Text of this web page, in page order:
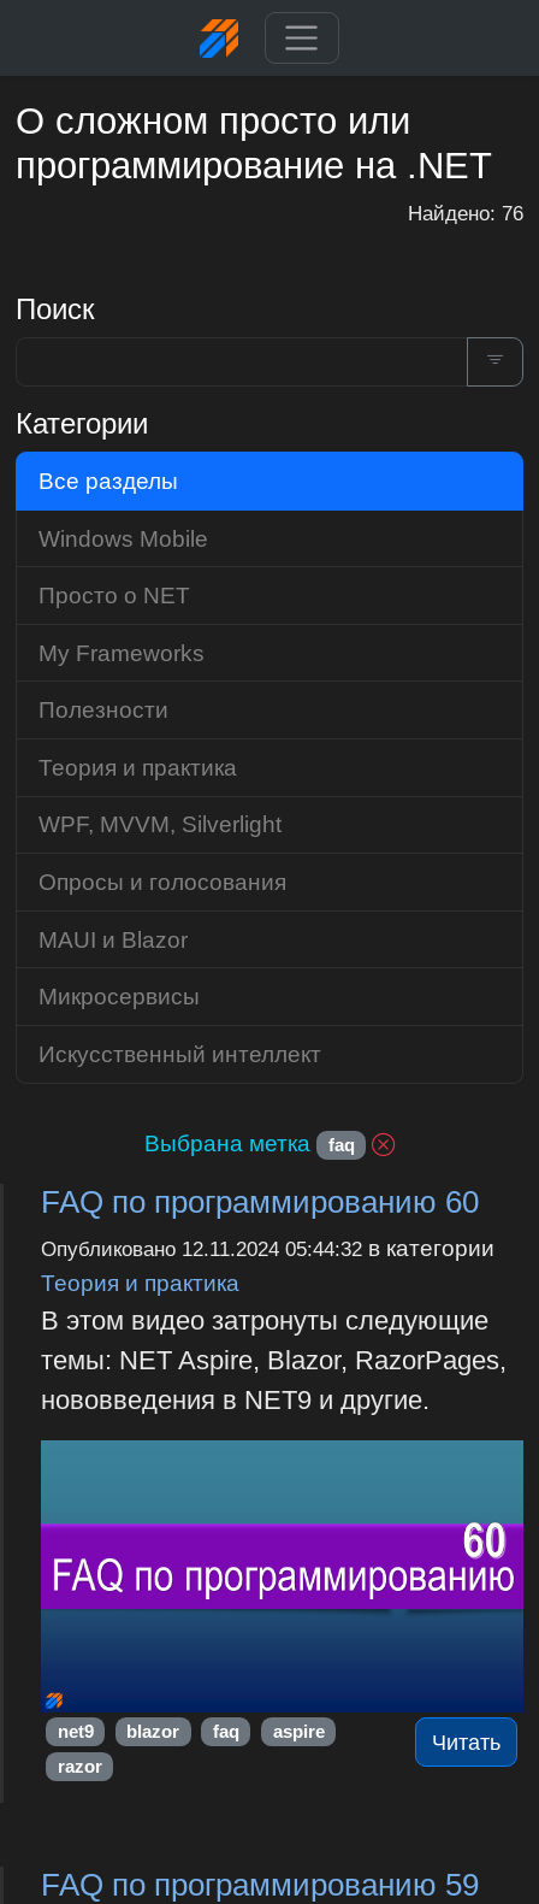
О сложном просто или
программирование на .NET
Найдено: 76
Выбрана метка faq
FAQ по программированию 60
Опубликовано 12.11.2024 05:44:32в категории
Теория и практика
В этом видео затронуты следующие
темы: NET Aspire, Blazor, RazorPages,
нововведения в NET9 и другие.
Читать
net9 blazor faq
aspire
razor
FAQ по программированию 59
Поиск
Категории
Все разделы
Windows Mobile
Просто о NET
My Frameworks
Полезности
Теория и практика
WPF, MVVM, Silverlight
Опросы и голосования
MAUI и Blazor
Микросервисы
Искусственный интеллект